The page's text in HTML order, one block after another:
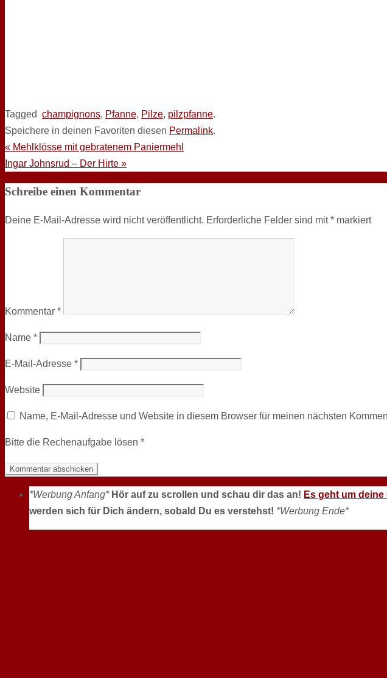
Tagged champignons, Pfanne, Pilze, pilzpfanne.
Speichere in deinen Favoriten diesen Permalink.
« Mehlklösse mit gebratenem Paniermehl
Ingar Johnsrud – Der Hirte »
Schreibe einen Kommentar
Deine E-Mail-Adresse wird nicht veröffentlicht. Erforderliche Felder sind mit* markiert
Kommentar *
Name *
E-Mail-Adresse *
Website
Name, E-Mail-Adresse und Website in diesem Browser für meinen nächsten
Bitte die Rechenaufgabe lösen *
*Werbung Anfang* Hör auf zu scrollen und schau dir das an! Es geht um
werden sich für Dich ändern, sobald Du es verstehst! *Werbung Ende*